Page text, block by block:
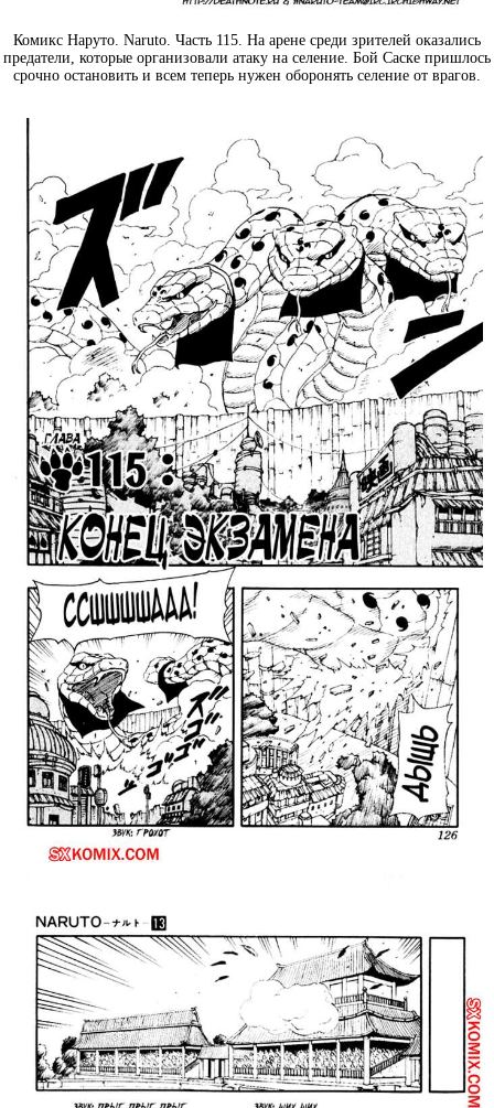
Комикс Наруто. Naruto. Часть 115. На арене среди зрителей оказались
предатели, которые организовали атаку на селение. Бой Саске пришлось
срочно остановить и всем теперь нужен оборонять селение от врагов.